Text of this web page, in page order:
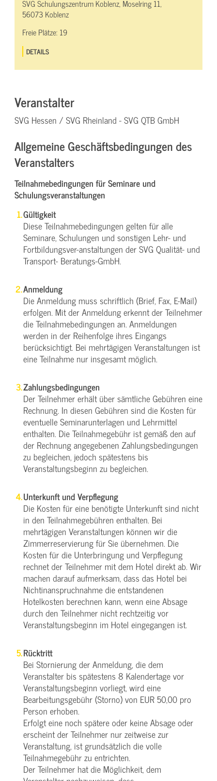
SVG Schulungszentrum Koblenz, Moselring 11,
56073 Koblenz
Freie Plätze: 19
DETAILS
Veranstalter
SVG Hessen / SVG Rheinland - SVG QTB GmbH
Allgemeine Geschäftsbedingungen des
Veranstalters
Teilnahmebedingungen für Seminare und
Schulungsveranstaltungen
Gültigkeit
Diese Teilnahmebedingungen gelten für alle
Seminare, Schulungen und sonstigen Lehr- und
Fortbildungsver-anstaltungen der SVG Qualität- und
Transport- Beratungs-GmbH.
Anmeldung
Die Anmeldung muss schriftlich (Brief, Fax, E-Mail)
erfolgen. Mit der Anmeldung erkennt der Teilnehmer
die Teilnahmebedingungen an. Anmeldungen
werden in der Reihenfolge ihres Eingangs
berücksichtigt. Bei mehrtägigen Veranstaltungen ist
eine Teilnahme nur insgesamt möglich.
Zahlungsbedingungen
Der Teilnehmer erhält über sämtliche Gebühren eine
Rechnung. In diesen Gebühren sind die Kosten für
eventuelle Seminarunterlagen und Lehrmittel
enthalten. Die Teilnahmegebühr ist gemäß den auf
der Rechnung angegebenen Zahlungsbedingungen
zu begleichen, jedoch spätestens bis
Veranstaltungsbeginn zu begleichen.
Unterkunft und Verpflegung
Die Kosten für eine benötigte Unterkunft sind nicht
in den Teilnahmegebühren enthalten. Bei
mehrtägigen Veranstaltungen können wir die
Zimmerreservierung für Sie übernehmen. Die
Kosten für die Unterbringung und Verpflegung
rechnet der Teilnehmer mit dem Hotel direkt ab. Wir
machen darauf aufmerksam, dass das Hotel bei
Nichtinanspruchnahme die entstandenen
Hotelkosten berechnen kann, wenn eine Absage
durch den Teilnehmer nicht rechtzeitig vor
Veranstaltungsbeginn im Hotel eingegangen ist.
Rücktritt
Bei Stornierung der Anmeldung, die dem
Veranstalter bis spätestens 8 Kalendertage vor
Veranstaltungsbeginn vorliegt, wird eine
Bearbeitungsgebühr (Storno) von EUR 50,00 pro
Person erhoben.
Erfolgt eine noch spätere oder keine Absage oder
erscheint der Teilnehmer nur zeitweise zur
Veranstaltung, ist grundsätzlich die volle
Teilnahmegebühr zu entrichten.
Der Teilnehmer hat die Möglichkeit, dem